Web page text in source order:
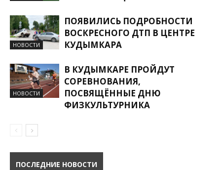
НОВОСТИ
ПОЯВИЛИСЬ ПОДРОБНОСТИ
ВОСКРЕСНОГО ДТП В ЦЕНТРЕ
КУДЫМКАРА
НОВОСТИ
В КУДЫМКАРЕ ПРОЙДУТ
СОРЕВНОВАНИЯ,
ПОСВЯЩЁННЫЕ ДНЮ
ФИЗКУЛЬТУРНИКА
ПОСЛЕДНИЕ НОВОСТИ